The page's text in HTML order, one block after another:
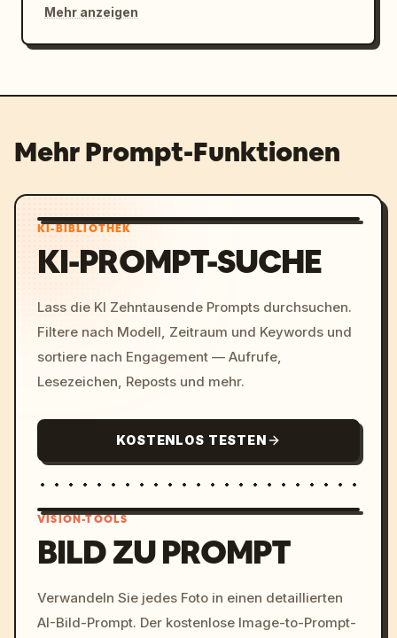
Mehr anzeigen
Mehr Prompt-Funktionen
KI-BIBLIOTHEK
KI-PROMPT-SUCHE
Lass die KI Zehntausende Prompts durchsuchen.
Filtere nach Modell, Zeitraum und Keywords und
sortiere nach Engagement — Aufrufe,
Lesezeichen, Reposts und mehr.
KOSTENLOS TESTEN
c, cyberpunk sunset, neon
colors, 8k --v 6.0
VISION-TOOLS
BILD ZU PROMPT
Verwandeln Sie jedes Foto in einen detaillierten
AI-Bild-Prompt. Der kostenlose Image-to-Prompt-